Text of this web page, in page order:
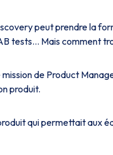
peut prendre la
tests… Mais comment
de Product
produit.
qui permettait aux